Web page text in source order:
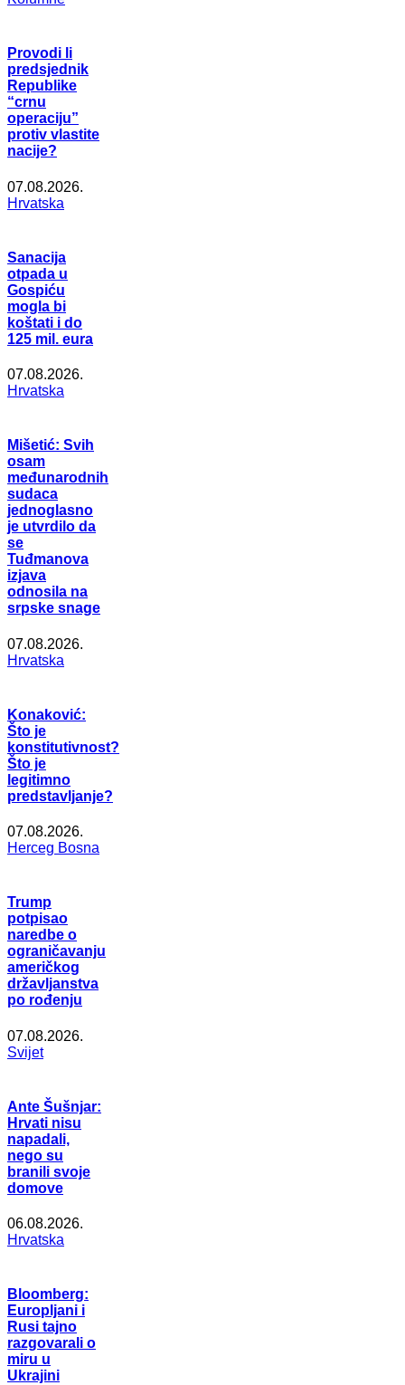
Provodi li
predsjednik
Republike
“crnu
operaciju”
protiv vlastite
nacije?
07.08.2026.
Hrvatska
Sanacija
otpada u
Gospiću
mogla bi
koštati i do
125 mil. eura
07.08.2026.
Hrvatska
Mišetić: Svih
osam
međunarodnih
sudaca
jednoglasno
je utvrdilo da
se
Tuđmanova
izjava
odnosila na
srpske snage
07.08.2026.
Hrvatska
Konaković:
Što je
konstitutivnost?
Što je
legitimno
predstavljanje?
07.08.2026.
Herceg Bosna
Trump
potpisao
naredbe o
ograničavanju
američkog
državljanstva
po rođenju
07.08.2026.
Svijet
Ante Šušnjar:
Hrvati nisu
napadali,
nego su
branili svoje
domove
06.08.2026.
Hrvatska
Bloomberg:
Europljani i
Rusi tajno
razgovarali o
miru u
Ukrajini